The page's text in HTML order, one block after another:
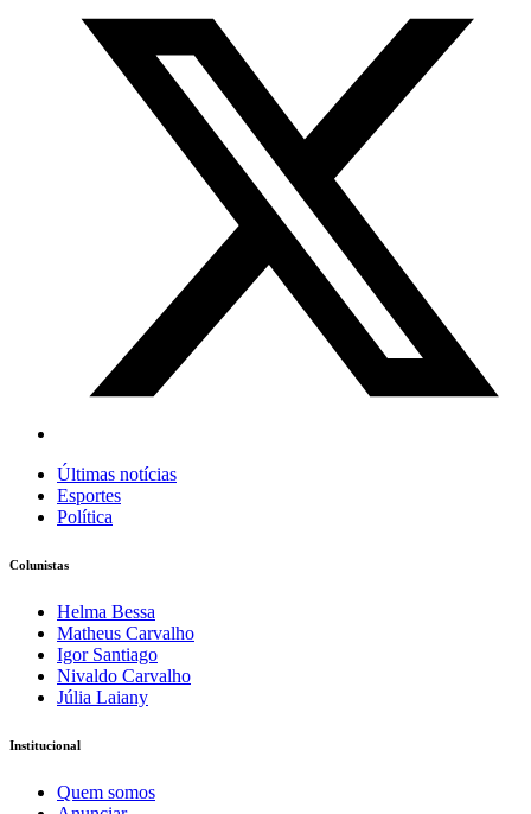
Últimas notícias
Esportes
Política
Colunistas
Helma Bessa
Matheus Carvalho
Igor Santiago
Nivaldo Carvalho
Júlia Laiany
Institucional
Quem somos